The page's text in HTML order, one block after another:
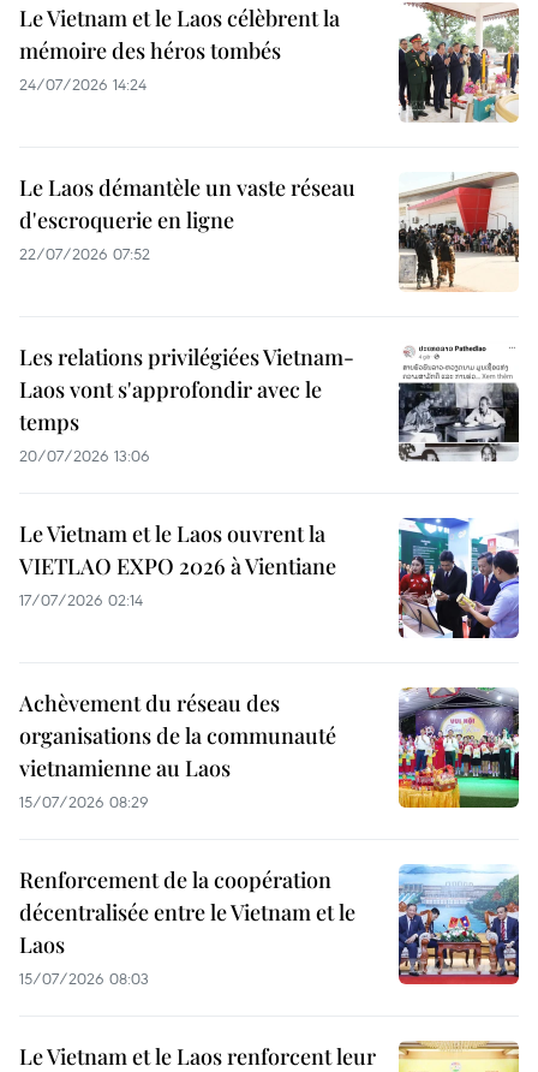
Le Vietnam et le Laos célèbrent la
mémoire des héros tombés
24/07/2026 14:24
Le Laos démantèle un vaste réseau
d'escroquerie en ligne
22/07/2026 07:52
Les relations privilégiées Vietnam-
Laos vont s'approfondir avec le
temps
20/07/2026 13:06
Le Vietnam et le Laos ouvrent la
VIETLAO EXPO 2026 à Vientiane
17/07/2026 02:14
Achèvement du réseau des
organisations de la communauté
vietnamienne au Laos
15/07/2026 08:29
Renforcement de la coopération
décentralisée entre le Vietnam et le
Laos
15/07/2026 08:03
Le Vietnam et le Laos renforcent leur